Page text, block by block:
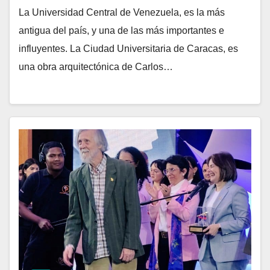
La Universidad Central de Venezuela, es la más
antigua del país, y una de las más importantes e
influyentes. La Ciudad Universitaria de Caracas, es
una obra arquitectónica de Carlos…